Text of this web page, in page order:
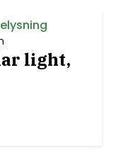
light,